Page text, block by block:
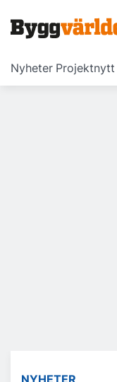
Nyheter Projektnytt
NYHETER